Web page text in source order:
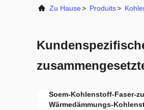
Zu Hause> Produits>
Soem-Kohlenstoff-Faser-
Wärmedämmungs-